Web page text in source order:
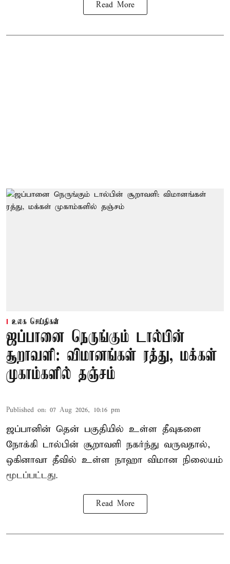
Read More
உலக செய்திகள்
ஜப்பானை நெருங்கும் டால்பின்
சூறாவளி: விமானங்கள் ரத்து, மக்கள்
முகாம்களில் தஞ்சம்
Published on: 07 Aug 2026, 10:16 pm
ஜப்பானின் தென் பகுதியில் உள்ள தீவுகளை
நோக்கி டால்பின் சூறாவளி நகர்ந்து வருவதால்,
ஒகினாவா தீவில் உள்ள நாஹா விமான நிலையம்
மூடப்பட்டது.
Read More